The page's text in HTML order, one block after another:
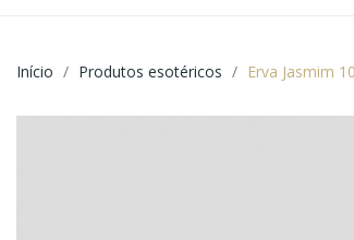
Início Produtos esotéricos Erva Jasmim